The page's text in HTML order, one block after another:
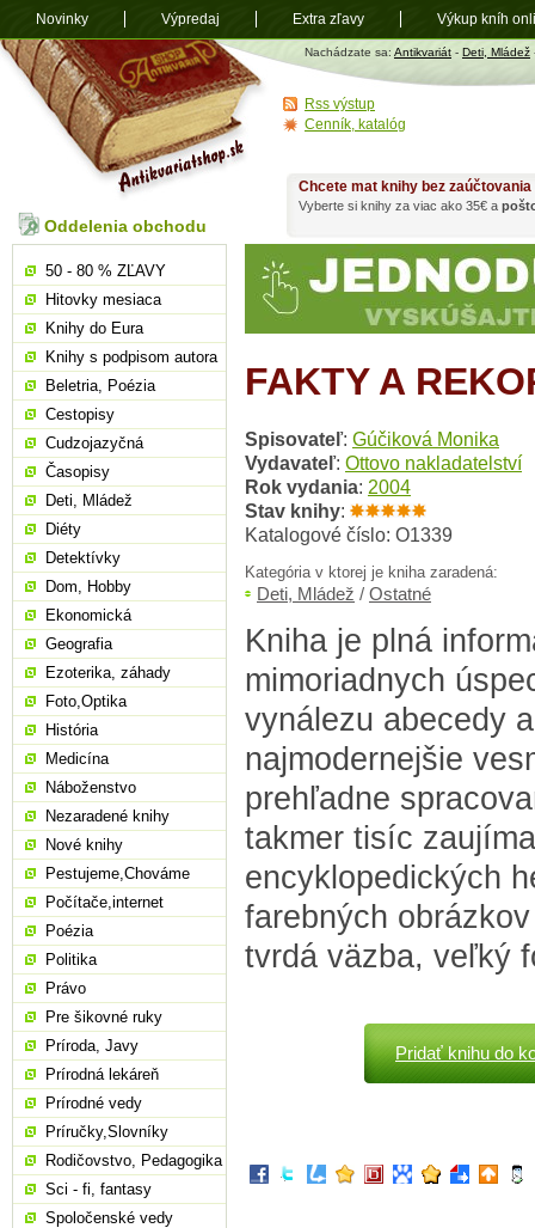
Antikvariát
shop.sk
Nachádzate sa: Antikvariát - Deti, Mládež
FAKTY A
Spisovateľ: Gúčiková Monika
Vydavateľ: Ottovo nakladatelství
Rok vydania: 2004
Stav knihy:
Katalogové číslo: O1339
Kategória v ktorej je kniha zaradená:
Deti, Mládež / Ostatné
Kniha je plná
mimoriadnych
vynálezu abecedy
najmodernejšie
prehľadne
takmer tisíc
encyklopedických
farebných
tvrdá väzba, veľký
Pridať knihu do
Chcete mat knihy bez
Vyberte si knihy za viac ako 35€ a
Oddelenia obchodu
50 - 80 % ZĽAVY
Hitovky mesiaca
Knihy do Eura
Knihy s podpisom autora
Beletria, Poézia
Cestopisy
Cudzojazyčná
Časopisy
Deti, Mládež
Diéty
Detektívky
Dom, Hobby
Ekonomická
Geografia
Ezoterika, záhady
Foto,Optika
História
Medicína
Náboženstvo
Nezaradené knihy
Nové knihy
Pestujeme,Chováme
Počítače,internet
Poézia
Politika
Právo
Pre šikovné ruky
Príroda, Javy
Prírodná lekáreň
Prírodné vedy
Príručky,Slovníky
Rodičovstvo, Pedagogika
Sci - fi, fantasy
Spoločenské vedy
Rss výstup
Cenník, katalóg
Novinky Výpredaj Extra zľavy Výkup kníh